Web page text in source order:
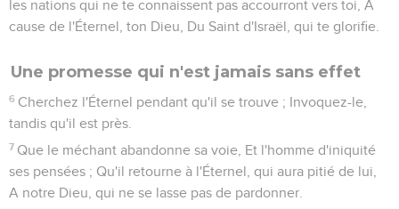
les nations qui ne te connaissent pas accourront vers toi, A
cause de l'Éternel, ton Dieu, Du Saint d'Israël, qui te glorifie.
Une promesse qui n'est jamais sans effet
6 Cherchez l'Éternel pendant qu'il se trouve ; Invoquez-le,
tandis qu'il est près.
7 Que le méchant abandonne sa voie, Et l'homme d'iniquité
ses pensées ; Qu'il retourne à l'Éternel, qui aura pitié de lui,
A notre Dieu, qui ne se lasse pas de pardonner.